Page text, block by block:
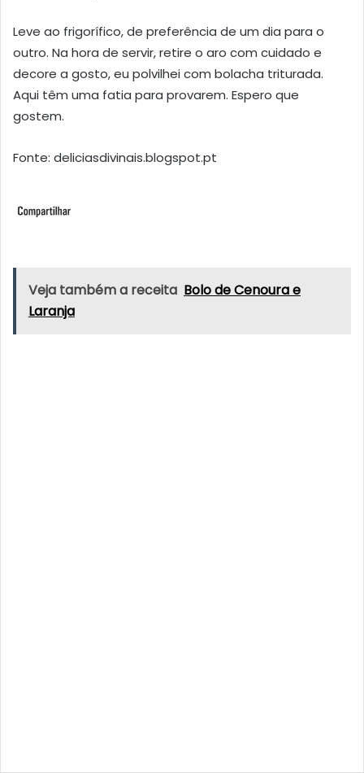
Leve ao frigorífico, de preferência de um dia para o
outro. Na hora de servir, retire o aro com cuidado e
decore a gosto, eu polvilhei com bolacha triturada.
Aqui têm uma fatia para provarem. Espero que
gostem.
Fonte: deliciasdivinais.blogspot.pt
Veja também a receita Bolo de Cenoura e
Laranja